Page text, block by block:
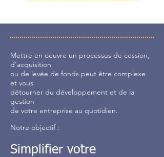
Mettre en oeuvre un processus de cession,
d'acquisition
ou de levée de fonds peut être complexe
et vous
détourner du développement et de la
gestion
de votre entreprise au quotidien.
Notre objectif :
Simplifier votre